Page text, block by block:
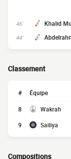
46' Khalid
44'
Classement
# Équipe
8 Wakrah
9
Sailiya
Compositions